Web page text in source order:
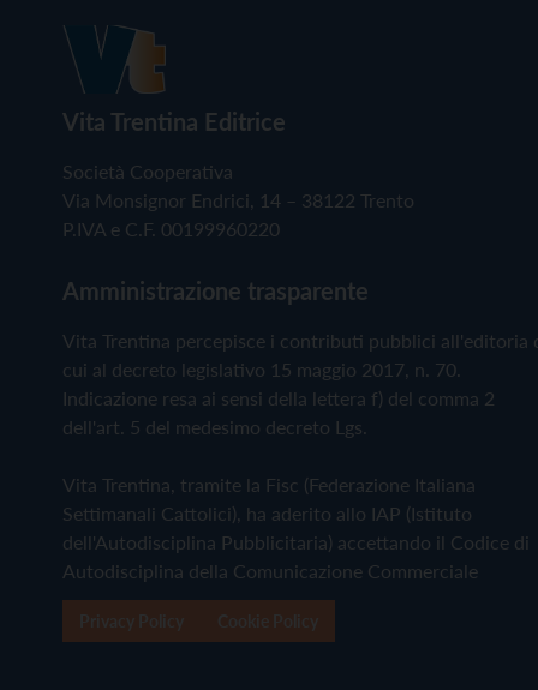
Vita Trentina Editrice
Società Cooperativa
Via Monsignor Endrici, 14 – 38122 Trento
P.IVA e C.F. 00199960220
Amministrazione trasparente
Vita Trentina percepisce i contributi pubblici all'editoria
cui al decreto legislativo 15 maggio 2017, n. 70.
Indicazione resa ai sensi della lettera f) del comma 2
dell'art. 5 del medesimo decreto Lgs.
Vita Trentina, tramite la Fisc (Federazione Italiana
Settimanali Cattolici), ha aderito allo IAP (Istituto
dell'Autodisciplina Pubblicitaria) accettando il Codice di
Autodisciplina della Comunicazione Commerciale